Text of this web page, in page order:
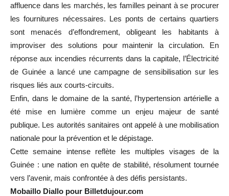
affluence dans les marchés, les familles peinant à se procurer
les fournitures nécessaires. Les ponts de certains quartiers
sont menacés d’effondrement, obligeant les habitants à
improviser des solutions pour maintenir la circulation. En
réponse aux incendies récurrents dans la capitale, l’Électricité
de Guinée a lancé une campagne de sensibilisation sur les
risques liés aux courts-circuits.
Enfin, dans le domaine de la santé, l’hypertension artérielle a
été mise en lumière comme un enjeu majeur de santé
publique. Les autorités sanitaires ont appelé à une mobilisation
nationale pour la prévention et le dépistage.
Cette semaine intense reflète les multiples visages de la
Guinée : une nation en quête de stabilité, résolument tournée
vers l’avenir, mais confrontée à des défis persistants.
Mobaillo Diallo pour Billetdujour.com